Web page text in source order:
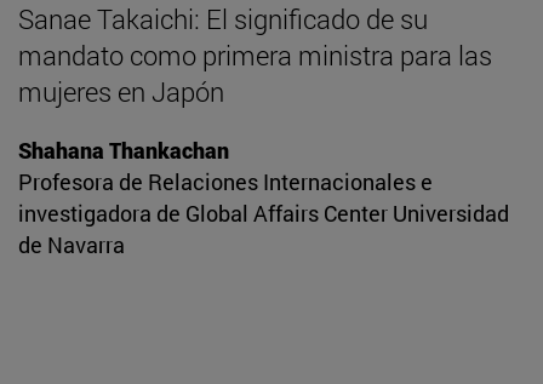
Sanae Takaichi: El significado de su
mandato como primera ministra para las
mujeres en Japón
Shahana Thankachan
Profesora de Relaciones Internacionales e
investigadora de Global Affairs Center Universidad
de Navarra